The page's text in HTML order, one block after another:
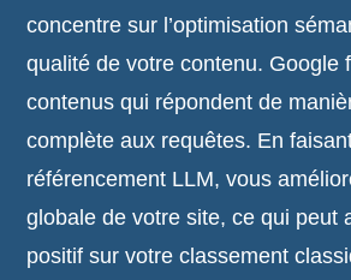
concentre sur l’optimisation
qualité de votre contenu. Google
contenus qui répondent de
complète aux requêtes. En
référencement LLM, vous
globale de votre site, ce qui peut
positif sur votre classement